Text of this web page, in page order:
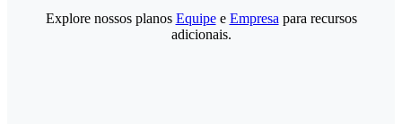
Explore nossos planos Equipee Empresa para recursos
adicionais.